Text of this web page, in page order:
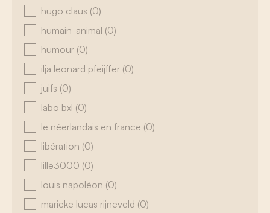
hugo claus (0)
humain-animal (0)
humour (0)
ilja leonard pfeijffer (0)
juifs (0)
labo bxl (0)
le néerlandais en france (0)
libération (0)
lille3000 (0)
louis napoléon (0)
marieke lucas rijneveld (0)